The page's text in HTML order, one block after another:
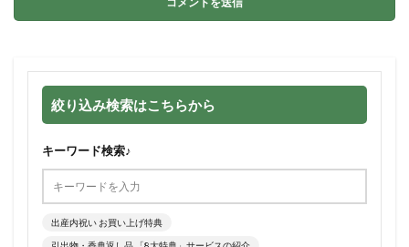
絞り込み検索はこちらから
キーワード検索♪
出産内祝い お買い上げ特典